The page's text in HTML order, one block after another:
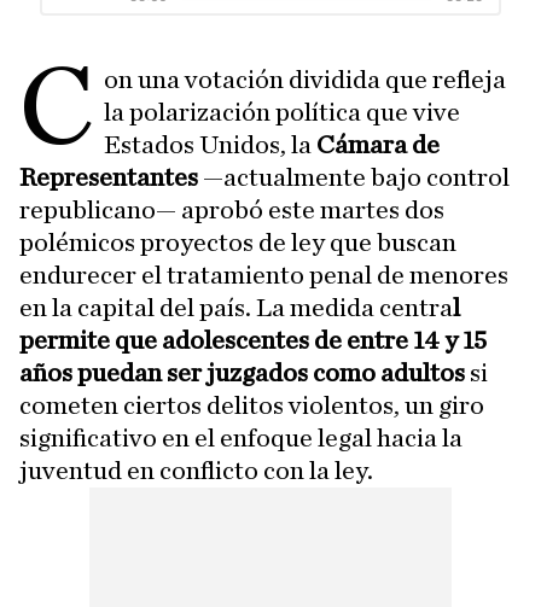
C on una votación dividida que refleja
la polarización política que vive
Estados Unidos, la Cámara de
Representantes —actualmente bajo control
republicano— aprobó este martes dos
polémicos proyectos de ley que buscan
endurecer el tratamiento penal de menores
en la capital del país. La medida central
permite que adolescentes de entre 14 y 15
años puedan ser juzgados como adultos si
cometen ciertos delitos violentos, un giro
significativo en el enfoque legal hacia la
juventud en conflicto con la ley.